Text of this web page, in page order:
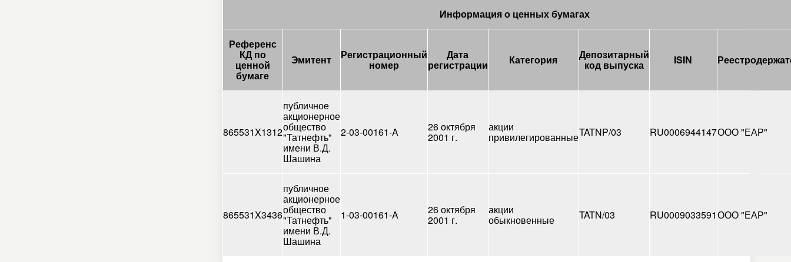
Информация о ценных бумагах
Референс
КД по
ценной
бумаге
Эмитент Регистрационный
номер
Дата
регистрации Категория Депозитарный
код выпуска ISIN
865531X1312
публичное
акционерное
общество
"Татнефть"
имени В.Д.
Шашина
2-03-00161-A 26 октября
2001 г.
акции
привилегированныеTATNP/03 RU0006944147ООО "ЕАР"
865531X3436
публичное
акционерное
общество
"Татнефть"
имени В.Д.
Шашина
1-03-00161-A 26 октября
2001 г.
акции
обыкновенные TATN/03 RU0009033591ООО "ЕАР"